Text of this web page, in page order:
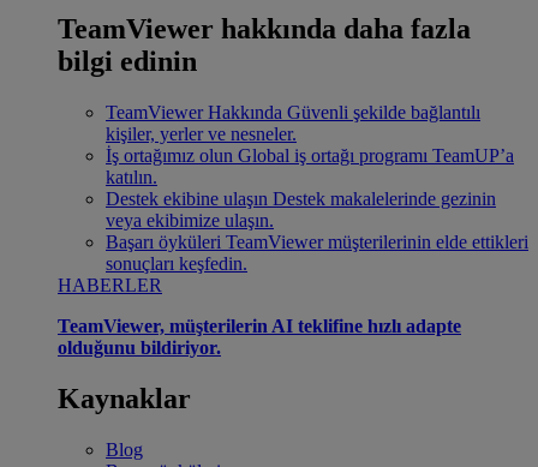
TeamViewer hakkında daha fazla
bilgi edinin
TeamViewer Hakkında Güvenli şekilde bağlantılı
kişiler, yerler ve nesneler.
İş ortağımız olun Global iş ortağı programı TeamUP’a
katılın.
Destek ekibine ulaşın Destek makalelerinde gezinin
veya ekibimize ulaşın.
Başarı öyküleri TeamViewer müşterilerinin elde ettikleri
sonuçları keşfedin.
HABERLER
TeamViewer, müşterilerin AI teklifine hızlı adapte
olduğunu bildiriyor.
Kaynaklar
Blog